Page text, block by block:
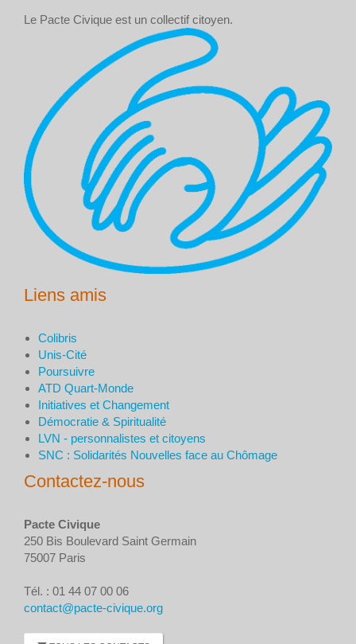
Le Pacte Civique est un collectif citoyen.
Liens amis
Colibris
Unis-Cité
Poursuivre
ATD Quart-Monde
Initiatives et Changement
Démocratie & Spiritualité
LVN - personnalistes et citoyens
SNC : Solidarités Nouvelles face au Chômage
Contactez-nous
Pacte Civique
250 Bis Boulevard Saint Germain
75007 Paris
Tél. : 01 44 07 00 06
contact@pacte-civique.org